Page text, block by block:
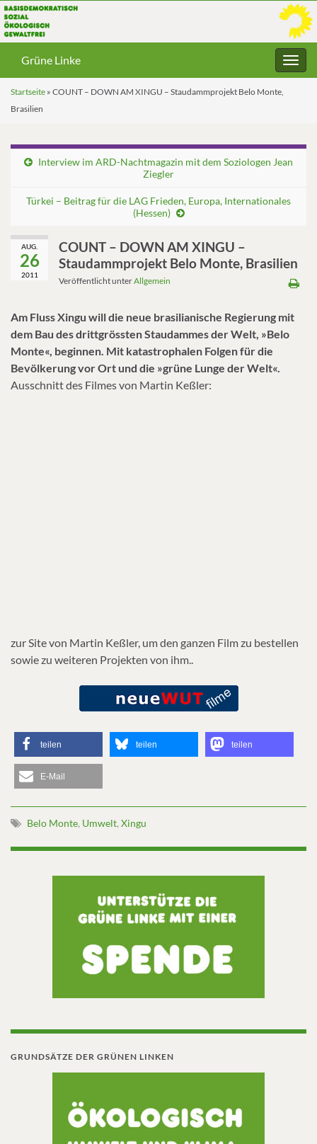
Grüne Linke
Startseite » COUNT – DOWN AM XINGU – Staudammprojekt Belo Monte,
Brasilien
Interview im ARD-Nachtmagazin mit dem Soziologen Jean
Ziegler
Türkei – Beitrag für die LAG Frieden, Europa, Internationales
(Hessen)
AUG.
26
2011
COUNT – DOWN AM XINGU –
Staudammprojekt Belo Monte, Brasilien
Veröffentlicht unterAllgemein
Am Fluss Xingu will die neue brasilianische Regierung mit
dem Bau des drittgrössten Staudammes der Welt, »Belo
Monte«, beginnen. Mit katastrophalen Folgen für die
Bevölkerung vor Ort und die »grüne Lunge der Welt«.
Ausschnitt des Filmes von Martin Keßler:
zur Site von Martin Keßler, um den ganzen Film zu bestellen
sowie zu weiteren Projekten von ihm..
teilen teilen teilen
E-Mail
Belo Monte, Umwelt, Xingu
GRUNDSÄTZE DER GRÜNEN LINKEN